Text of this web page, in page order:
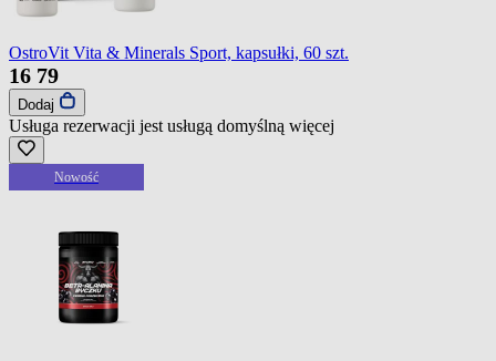
OstroVit Vita & Minerals Sport, kapsułki, 60 szt.
16 79
Dodaj
Usługa rezerwacji jest usługą domyślną więcej
Nowość